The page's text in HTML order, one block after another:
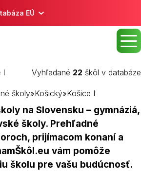
EÚ
I Vyhľadané 22 škôl v databáze
školy»Košický»Košice I
na Slovensku – gymnáziá,
školy. Prehľadné
prijímacom konaní a
vám pomôže
školu pre vašu budúcnosť.